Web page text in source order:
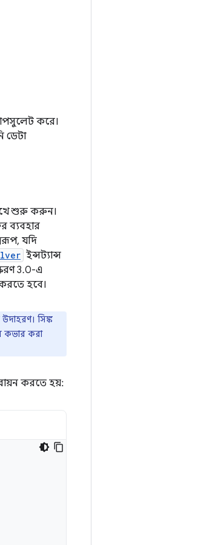
করে।
ডেটা
শুরু করুন।
ব্যবহার
যদি
ইন্সট্যান্স
3.0-এ
হবে।
সিঙ্ক
কভার করা
করতে হয়: